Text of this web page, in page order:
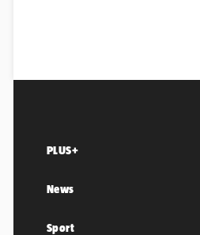
PLUS+
News
Sport